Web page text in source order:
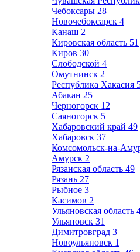
Чебоксары 28
Новочебоксарск 4
Канаш 2
Кировская область 51
Киров 30
Слободской 4
Омутнинск 2
Республика Хакасия
Абакан 25
Черногорск 12
Саяногорск 5
Хабаровский край 49
Хабаровск 37
Комсомольск-на-
Амурск 2
Рязанская область 49
Рязань 27
Рыбное 3
Касимов 2
Ульяновская область
Ульяновск 31
Димитровград 3
Новоульяновск 1